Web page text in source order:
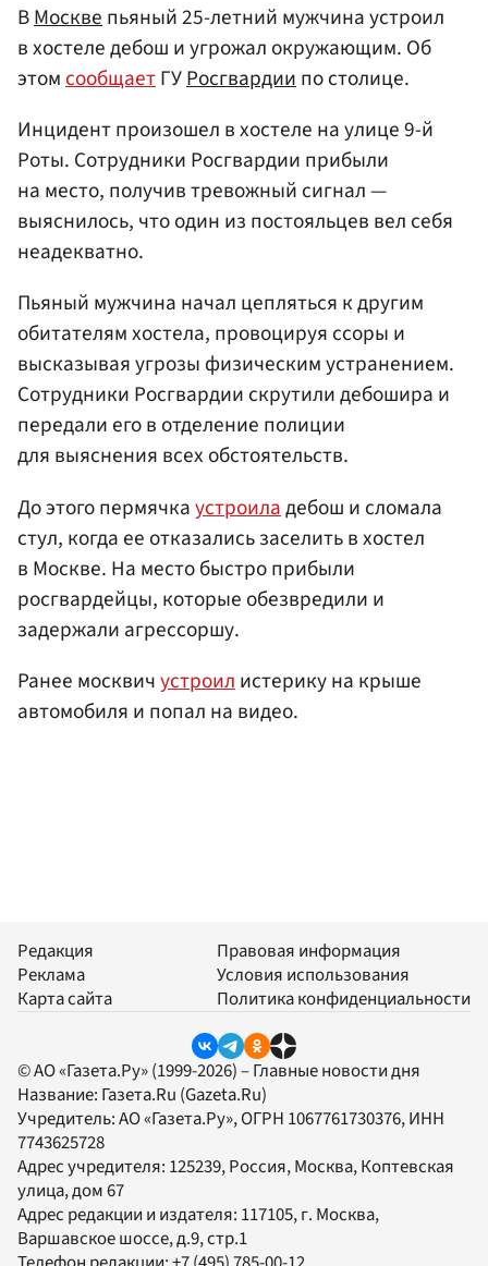
ВМосквепьяный 25-летний мужчина устроил
в хостеле дебош и угрожал окружающим. Об
этомсообщаетГУРосгвардиипо столице.
Инцидент произошел в хостеле на улице 9-й
Роты. Сотрудники Росгвардии прибыли
на место, получив тревожный сигнал —
выяснилось, что один из постояльцев вел себя
неадекватно.
Пьяный мужчина начал цепляться к другим
обитателям хостела, провоцируя ссоры и
высказывая угрозы физическим устранением.
Сотрудники Росгвардии скрутили дебошира и
передали его в отделение полиции
для выяснения всех обстоятельств.
До этого пермячкаустроиладебош и сломала
стул, когда ее отказались заселить в хостел
в Москве. На место быстро прибыли
росгвардейцы, которые обезвредили и
задержали агрессоршу.
Ранее москвичустроилистерику на крыше
автомобиля и попал на видео.
Редакция
Реклама
Карта сайта
Правовая информация
Условия использования
Политика конфиденциальности
© АО «Газета.Ру» (1999-2026) – Главные новости дня
Название: Газета.Ru (Gazeta.Ru)
Учредитель:АО «Газета.Ру», ОГРН 1067761730376, ИНН
7743625728
Адрес учредителя: 125239, Россия, Москва, Коптевская
улица, дом 67
Адрес редакции и издателя: 117105, г. Москва,
Варшавское шоссе, д.9, стр.1